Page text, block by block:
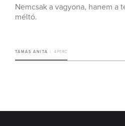
Nemcsak a vagyona, hanem a
méltó.
TAMÁS ANITA 4 PERC